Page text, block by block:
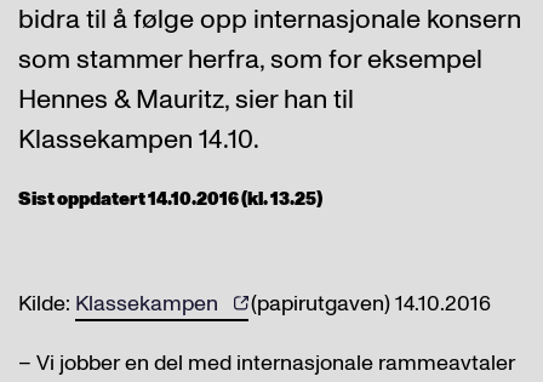
bidra til å følge opp internasjonale konsern
som stammer herfra, som for eksempel
Hennes & Mauritz, sier han til
Klassekampen 14.10.
Sist oppdatert 14.10.2016 (kl. 13.25)
Kilde: Klassekampen
(papirutgaven) 14.10.2016
– Vi jobber en del med internasjonale rammeavtaler